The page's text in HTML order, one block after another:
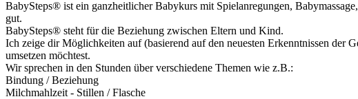
BabySteps® ist ein ganzheitlicher Babykurs mit Spielanregungen,
gut.
BabySteps® steht für die Beziehung zwischen Eltern und Kind.
Ich zeige dir Möglichkeiten auf (basierend auf den neuesten Erkenntnissen
umsetzen möchtest.
Wir sprechen in den Stunden über verschiedene Themen wie z.B.:
Bindung / Beziehung
Milchmahlzeit - Stillen / Flasche